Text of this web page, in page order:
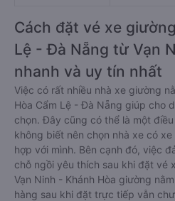
Cách đặt vé xe
Lệ - Đà Nẵng từ Vạn
nhanh và uy tín nhất
Việc có rất nhiều nhà xe giường
Hòa Cẩm Lệ - Đà Nẵng giúp cho
chọn. Đây cũng có thể là một
không biết nên chọn nhà xe có
hợp với mình. Bên cạnh đó, việc
chỗ ngồi yêu thích sau khi đặt vé
Vạn Ninh - Khánh Hòa giường
hàng sau khi đặt trực tiếp vẫn